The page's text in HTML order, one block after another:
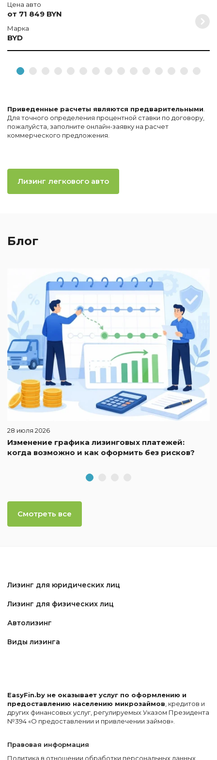
Цена авто
от 71 849 BYN
Марка
BYD
Приведенные расчеты являются предварительными
Для точного определения процентной ставки по договору,
пожалуйста, заполните онлайн-заявку на расчет
коммерческого предложения.
Лизинг легкового авто
Блог
28 июля 2026
Изменение графика лизинговых платежей:
когда возможно и как оформить без рисков?
Смотреть все
Лизинг для юридических лиц
Лизинг для физических лиц
Автолизинг
Виды лизинга
EasyFin.by не оказывает услуг по оформлению и
предоставлению населению микрозаймов , кредитов и
других финансовых услуг, регулируемых Указом Президента
№394 «О предоставлении и привлечении займов».
Правовая информация
Политика в отношении обработки персональных данных